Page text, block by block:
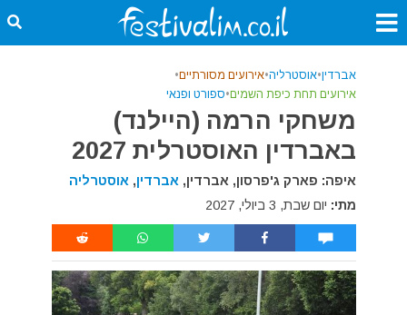
אברדין•אוסטרליה•אירועים מסורתיים•
אירועים תחת כיפת השמים•ספורט ופנאי
משחקי הרמה (היילנד)
באברדין האוסטרלית 2027
איפה: פארק ג'פרסון, אברדין, אברדין, אוסטרליה
מתי: יום שבת, 3 ביולי, 2027